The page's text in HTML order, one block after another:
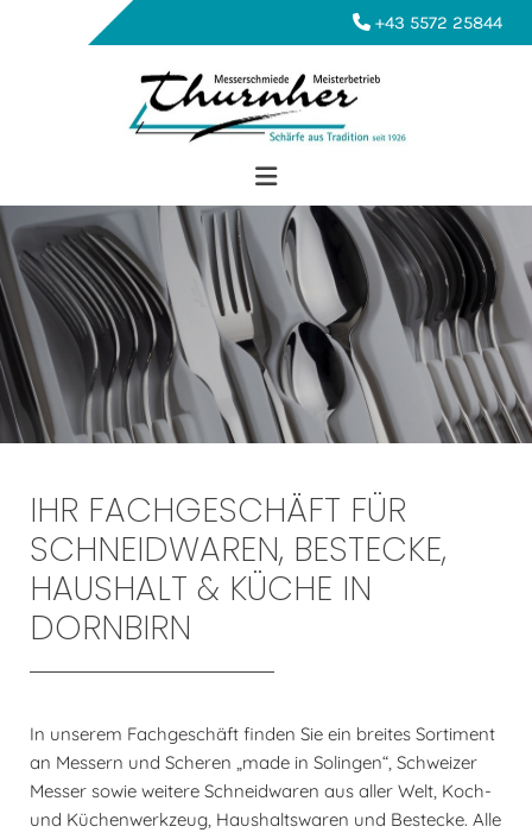
 +43 5572 25844
IHR FACHGESCHÄFT FÜR
SCHNEIDWAREN, BESTECKE,
HAUSHALT & KÜCHE IN
DORNBIRN
In unserem Fachgeschäft finden Sie ein breites Sortiment
an Messern und Scheren „made in Solingen“, Schweizer
Messer sowie weitere Schneidwaren aus aller Welt, Koch-
und Küchenwerkzeug, Haushaltswaren und Bestecke. Alle